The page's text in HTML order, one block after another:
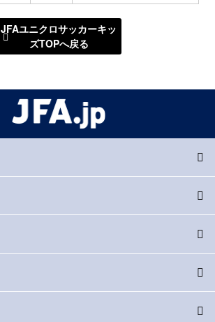
JFAユニクロサッカーキッ
ズTOPへ戻る